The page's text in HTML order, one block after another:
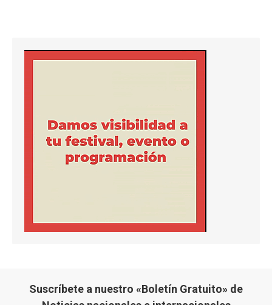
Suscríbete a nuestro «Boletín Gratuito» de